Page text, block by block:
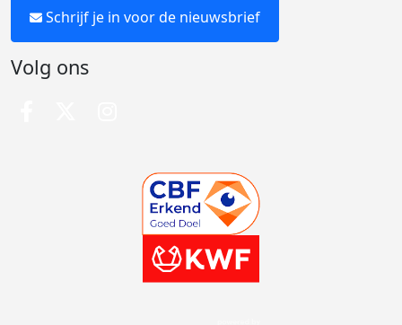
Schrijf je in voor de nieuwsbrief
Volg ons